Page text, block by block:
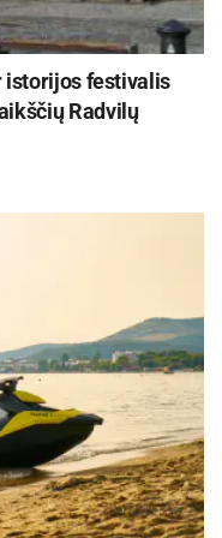
istorijos festivalis
Radvilų